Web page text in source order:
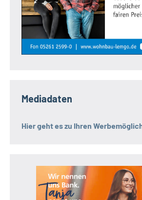
Mediadaten
Hier geht es zu Ihren